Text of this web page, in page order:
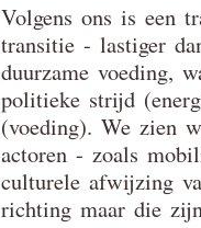
Volgens ons is een
transitie - lastiger
duurzame voeding,
politieke strijd
(voeding). We zien
actoren - zoals
culturele afwijzing
richting maar die